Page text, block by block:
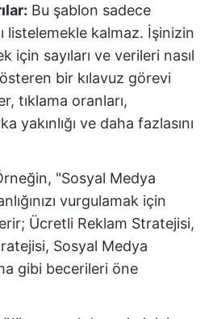
Bu şablon sadece
listelemekle kalmaz. İşinizin
için sayıları ve verileri nasıl
bir kılavuz görevi
tıklama oranları,
yakınlığı ve daha fazlasını
"Sosyal Medya
vurgulamak için
Ücretli Reklam Stratejisi,
Sosyal Medya
gibi becerileri öne